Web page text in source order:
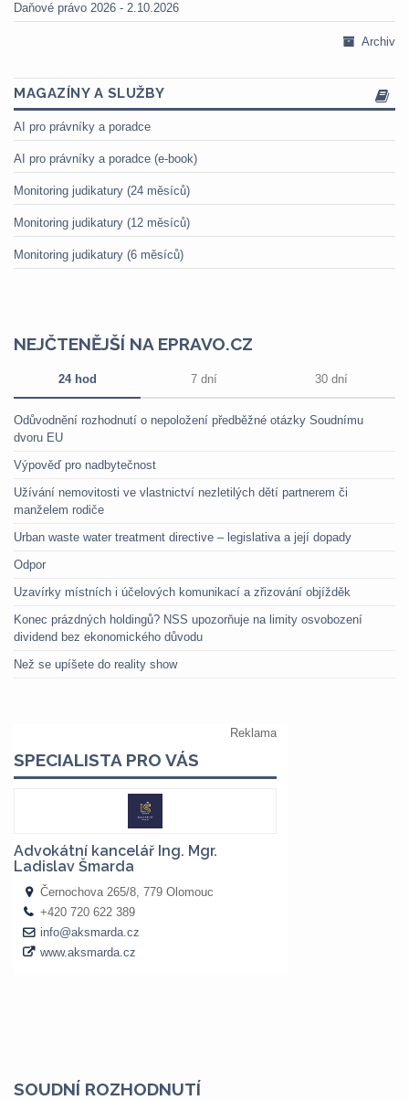
Daňové právo 2026 - 2.10.2026
Archiv
MAGAZÍNY A SLUŽBY
AI pro právníky a poradce
AI pro právníky a poradce (e-book)
Monitoring judikatury (24 měsíců)
Monitoring judikatury (12 měsíců)
Monitoring judikatury (6 měsíců)
NEJČTENĚJŠÍ NA EPRAVO.CZ
24 hod 7 dní 30 dní
Odůvodnění rozhodnutí o nepoložení předběžné otázky Soudnímu
dvoru EU
Výpověď pro nadbytečnost
Užívání nemovitosti ve vlastnictví nezletilých dětí partnerem či
manželem rodiče
Urban waste water treatment directive – legislativa a její dopady
Odpor
Uzavírky místních i účelových komunikací a zřizování objížděk
Konec prázdných holdingů? NSS upozorňuje na limity osvobození
dividend bez ekonomického důvodu
Než se upíšete do reality show
SOUDNÍ ROZHODNUTÍ